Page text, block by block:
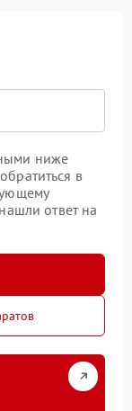
ниже
в
ответ на